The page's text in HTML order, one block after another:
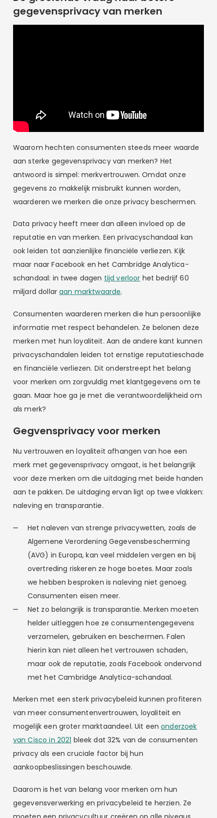
gegevensprivacy van merken
Waarom hechten consumenten steeds meer waarde
aan sterke gegevensprivacy van merken? Het
antwoord is simpel: merkvertrouwen. Omdat onze
gegevens zo makkelijk misbruikt kunnen worden,
waarderen we merken die onze privacy beschermen.
Data privacy heeft meer dan alleen invloed op de
reputatie en van merken. Een privacyschandaal kan
ook leiden tot aanzienlijke financiële verliezen. Kijk
maar naar Facebook en het Cambridge Analytica-
schandaal: in twee dagen tijd verloor het bedrijf 60
miljard dollaraan marktwaarde.
Consumenten waarderen merken die hun persoonlijke
informatie met respect behandelen. Ze belonen deze
merken met hun loyaliteit. Aan de andere kant kunnen
privacyschandalen leiden tot ernstige reputatieschade
en financiële verliezen. Dit onderstreept het belang
voor merken om zorgvuldig met klantgegevens om te
gaan. Maar hoe ga je met die verantwoordelijkheid om
als merk?
Gegvensprivacy voor merken
Nu vertrouwen en loyaliteit afhangen van hoe een
merk met gegevensprivacy omgaat, is het belangrijk
voor deze merken om die uitdaging met beide handen
aan te pakken. De uitdaging ervan ligt op twee vlakken:
naleving en transparantie.
Het naleven van strenge privacywetten, zoals de
Algemene Verordening Gegevensbescherming
(AVG) in Europa, kan veel middelen vergen en bij
overtreding riskeren ze hoge boetes. Maar zoals
we hebben besproken is naleving niet genoeg.
Consumenten eisen meer.
Net zo belangrijk is transparantie. Merken moeten
helder uitleggen hoe ze consumentengegevens
verzamelen, gebruiken en beschermen. Falen
hierin kan niet alleen het vertrouwen schaden,
maar ook de reputatie, zoals Facebook ondervond
met het Cambridge Analytica-schandaal.
Merken met een sterk privacybeleid kunnen profiteren
van meer consumentenvertrouwen, loyaliteit en
mogelijk een groter marktaandeel. Uit eenonderzoek
van Cisco in 2021 bleek dat 32% van de consumenten
privacy als een cruciale factor bij hun
aankoopbeslissingen beschouwde.
Daarom is het van belang voor merken om hun
gegevensverwerking en privacybeleid te herzien. Ze